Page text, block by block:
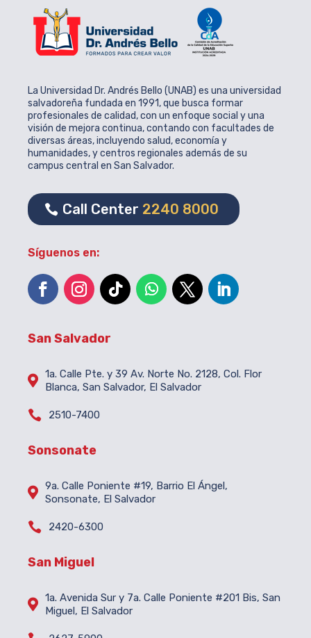
La Universidad Dr. Andrés Bello (UNAB) es una universidad
salvadoreña fundada en 1991, que busca formar
profesionales de calidad, con un enfoque social y una
visión de mejora continua, contando con facultades de
diversas áreas, incluyendo salud, economía y
humanidades, y centros regionales además de su
campus central en San Salvador.
Call Center 2240 8000
Síguenos en:
San Salvador
 1a. Calle Pte. y 39 Av. Norte No. 2128, Col. Flor
Blanca, San Salvador, El Salvador
 2510-7400
Sonsonate
 9a. Calle Poniente #19, Barrio El Ángel,
Sonsonate, El Salvador
 2420-6300
San Miguel
 1a. Avenida Sur y 7a. Calle Poniente #201 Bis, San
Miguel, El Salvador